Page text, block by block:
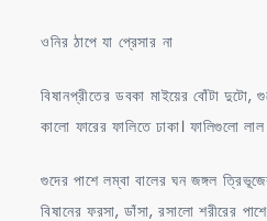
ওনির ঠাপে যা প্রেসার না
বিষানপ্রীতের ডবকা মাইয়ের বোঁটা দুটো,
কালো ফারের ফালিতে ঢাকা। ফালিগুলো
গুদের পাশে লম্বা বালের ঘন জঙ্গল
বিষানের ফরসা, ডাঁসা, রসালো শরীরের